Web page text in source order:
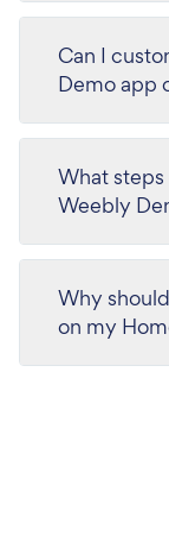
Can I
Demo app
What
Weebly
Why
on my